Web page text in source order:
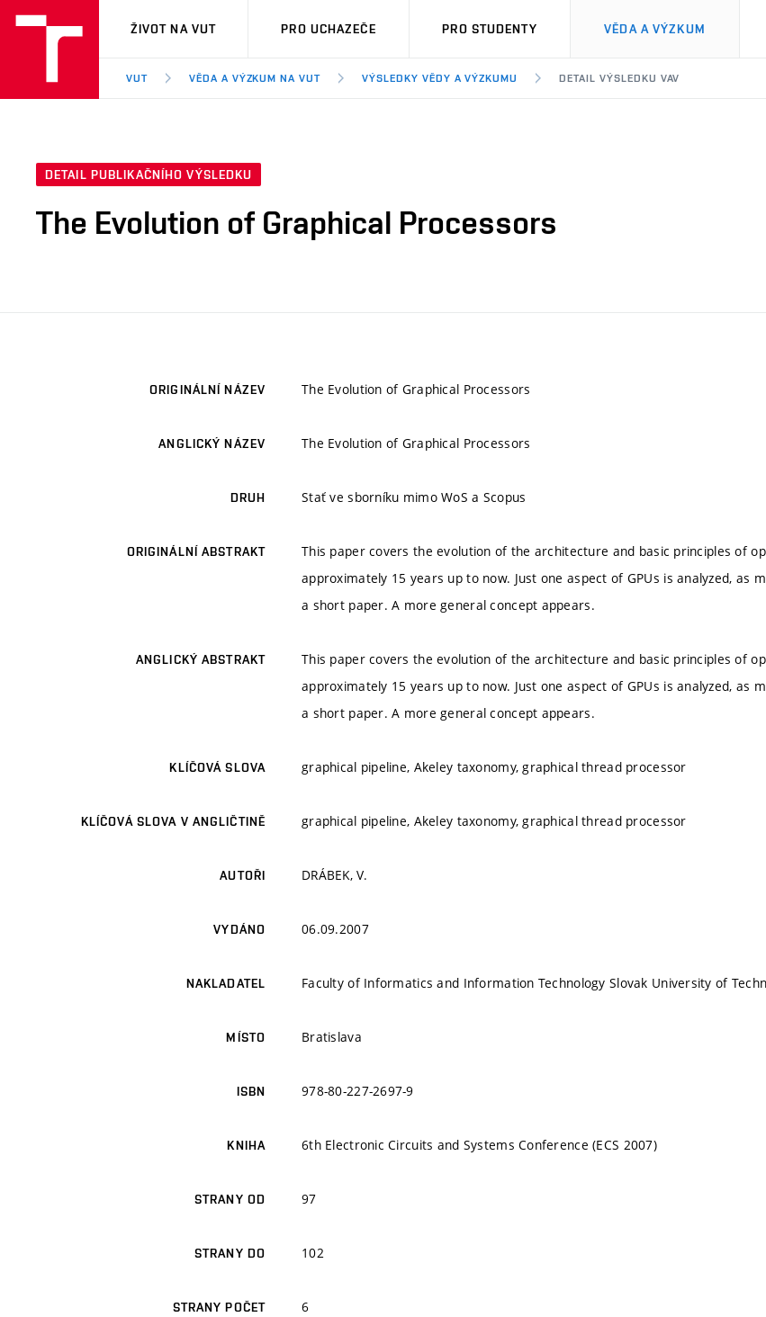
VUT
ŽIVOT NA VUT PRO UCHAZEČE PRO STUDENTY VĚDA A VÝZKUM
VUT VĚDA A VÝZKUM NA VUT VÝSLEDKY VĚDY A VÝZKUMU DETAIL VÝSLEDKU VAV
DETAIL PUBLIKAČNÍHO VÝSLEDKU
The Evolution of Graphical Processors
ORIGINÁLNÍ NÁZEV The Evolution of Graphical Processors
ANGLICKÝ NÁZEV The Evolution of Graphical Processors
DRUH Stať ve sborníku mimo WoS a Scopus
ORIGINÁLNÍ ABSTRAKT
This paper covers the evolution of the architecture and basic principles of
approximately 15 years up to now. Just one aspect of GPUs is analyzed, as
a short paper. A more general concept appears.
ANGLICKÝ ABSTRAKT
This paper covers the evolution of the architecture and basic principles of
approximately 15 years up to now. Just one aspect of GPUs is analyzed, as
a short paper. A more general concept appears.
KLÍČOVÁ SLOVA graphical pipeline, Akeley taxonomy, graphical thread processor
KLÍČOVÁ SLOVA V ANGLIČTINĚ graphical pipeline, Akeley taxonomy, graphical thread processor
AUTOŘI DRÁBEK, V.
VYDÁNO 06.09.2007
NAKLADATEL Faculty of Informatics and Information Technology Slovak University of
MÍSTO Bratislava
ISBN 978-80-227-2697-9
KNIHA 6th Electronic Circuits and Systems Conference (ECS 2007)
STRANY OD 97
STRANY DO 102
STRANY POČET 6